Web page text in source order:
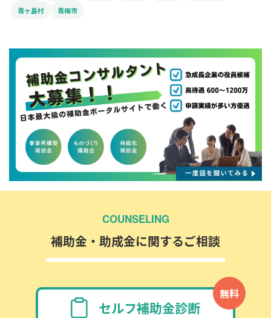
青ヶ島村
青梅市
COUNSELING
補助金・助成金に関するご相談
無料
セルフ補助金診断